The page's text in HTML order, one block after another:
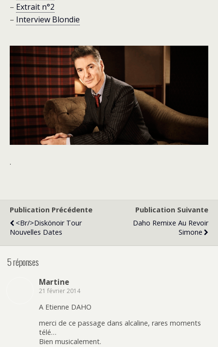
– Extrait n°2
– Interview Blondie
.
Publication Précédente
<br/>Diskönoir Tour
Nouvelles Dates
Publication Suivante
Daho Remixe Au Revoir
Simone
5 réponses
Martine
21 février 2014
A Etienne DAHO
merci de ce passage dans alcaline, rares moments
télé…
Bien musicalement.